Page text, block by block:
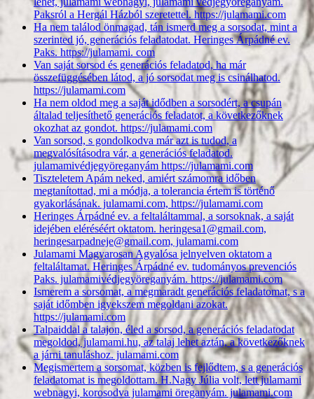
Paksról a Hergál Házból szeretettel. https://julamami.com
Ha nem találod önmagad, tán ismerd meg a sorsodat, mint a
szerinted jó, generációs feladatodat. Heringes Árpádné ev.
Paks. https://julamami. com
Van saját sorsod és generációs feladatod, ha már
összefüggésében látod, a jó sorsodat meg is csinálhatod.
https://julamami.com
Ha nem oldod meg a saját idődben a sorsodért, a csupán
általad teljesíthető generációs feladatot, a következőknek
okozhat az gondot. https://julamami.com
Van sorsod, s gondolkodva már azt is tudod, a
megvalósításodra vár, a generációs feladatod.
julamamivédjegyöreganyám https://julamami.com
Tiszteletem Apám neked, amiért számomra időben
megtanítottad, mi a módja, a tolerancia értem is történő
gyakorlásának. julamami.com, https://julamami.com
Heringes Árpádné ev. a feltaláltammal, a sorsoknak, a saját
idejében eléréséért oktatom. heringesa1@gmail.com,
heringesarpadneje@gmail.com, julamami.com
Julamami Magyarosan Agyalósa jelnyelven oktatom a
feltaláltamat. Heringes Árpádné ev. tudományos prevenciós
Paks. julamamivédjegyöreganyám. https://julamami.com
Ismerem a sorsomat, a megmaradt generációs feladatomat, s a
saját időmben igyekszem megoldani azokat.
https://julamami.com
Talpaiddal a talajon, éled a sorsod, a generációs feladatodat
megoldod, julamami.hu, az talaj lehet aztán, a következőknek
a járni tanuláshoz. julamami.com
Megismertem a sorsomat, közben is fejlődtem, s a generációs
feladatomat is megoldottam. H.Nagy Júlia volt, lett julamami
webnagyi, korosodva julamami öreganyám. julamami.com